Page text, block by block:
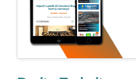
WN
KALSEL
WN
KALTIM